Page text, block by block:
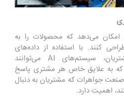
می‌دهد که محصولات را به
کنند. با استفاده از داده‌های
مربوط به سلیقه‌های مشتریان، سیستم‌های AI می‌توانند
که به علایق خاص هر مشتری پاسخ
جواهرات که مشتریان به دنبال
اهمیت دارد.